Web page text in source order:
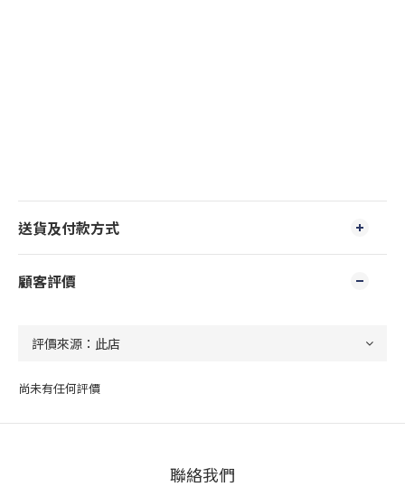
送貨及付款方式
顧客評價
尚未有任何評價
聯絡我們